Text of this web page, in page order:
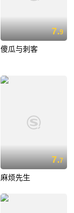
7.9
傻瓜与刺客
7.7
麻烦先生